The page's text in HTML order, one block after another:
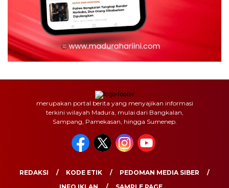
merupakan portal berita yang menyajikan informasi
terkini wilayah Madura, mulai dari Bangkalan,
Sampang, Pamekasan, hingga Sumenep.
REDAKSI KODE ETIK
PEDOMAN MEDIA SIBER